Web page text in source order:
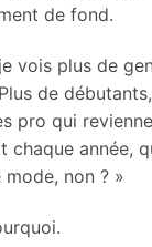
de fond.
vois plus de
de
pro qui
chaque année,
mode, non ? »